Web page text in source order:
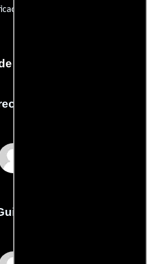
la película Mrityudaata